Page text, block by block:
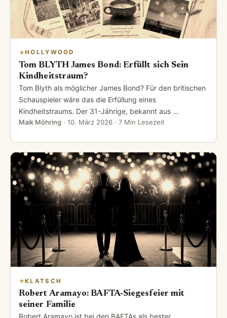
HOLLYWOOD
Tom BLYTH James Bond: Erfüllt sich Sein
Kindheitstraum?
Tom Blyth als möglicher James Bond? Für den britischen
Schauspieler wäre das die Erfüllung eines
Kindheitstraums. Der 31-Jährige, bekannt aus …
Maik Möhring · 10. März 2026 · 7 Min Lesezeit
KLATSCH
Robert Aramayo: BAFTA-Siegesfeier mit
seiner Familie